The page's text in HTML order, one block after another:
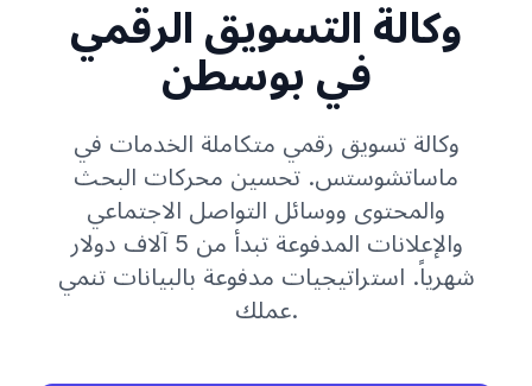
وكالة التسويق الرقمي
في بوسطن
وكالة تسويق رقمي متكاملة الخدمات في
ماساتشوستس. تحسين محركات البحث
والمحتوى ووسائل التواصل الاجتماعي
والإعلانات المدفوعة تبدأ من 5 آلاف دولار
شهرياً. استراتيجيات مدفوعة بالبيانات تنمي
عملك.